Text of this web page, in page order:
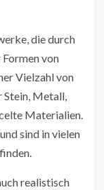
die durch
von
Vielzahl von
Stein, Metall,
Materialien.
sind in vielen
realistisch